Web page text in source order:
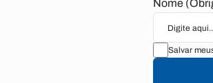
Nome
Salvar